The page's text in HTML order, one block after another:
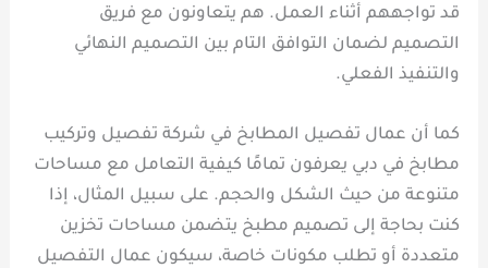
قد تواجههم أثناء العمل. هم يتعاونون مع فريق
التصميم لضمان التوافق التام بين التصميم النهائي
والتنفيذ الفعلي.
كما أن عمال تفصيل المطابخ في شركة تفصيل وتركيب
مطابخ في دبي يعرفون تمامًا كيفية التعامل مع مساحات
متنوعة من حيث الشكل والحجم. على سبيل المثال، إذا
كنت بحاجة إلى تصميم مطبخ يتضمن مساحات تخزين
متعددة أو تطلب مكونات خاصة، سيكون عمال التفصيل